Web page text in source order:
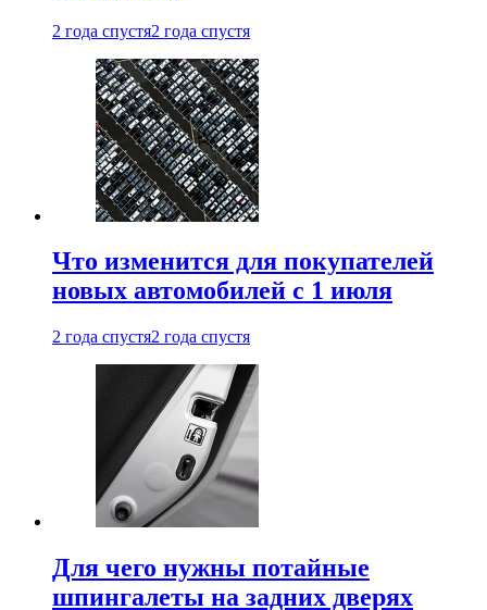
2 года спустя2 года спустя
Что изменится для покупателей
новых автомобилей с 1 июля
2 года спустя2 года спустя
Для чего нужны потайные
шпингалеты на задних дверях